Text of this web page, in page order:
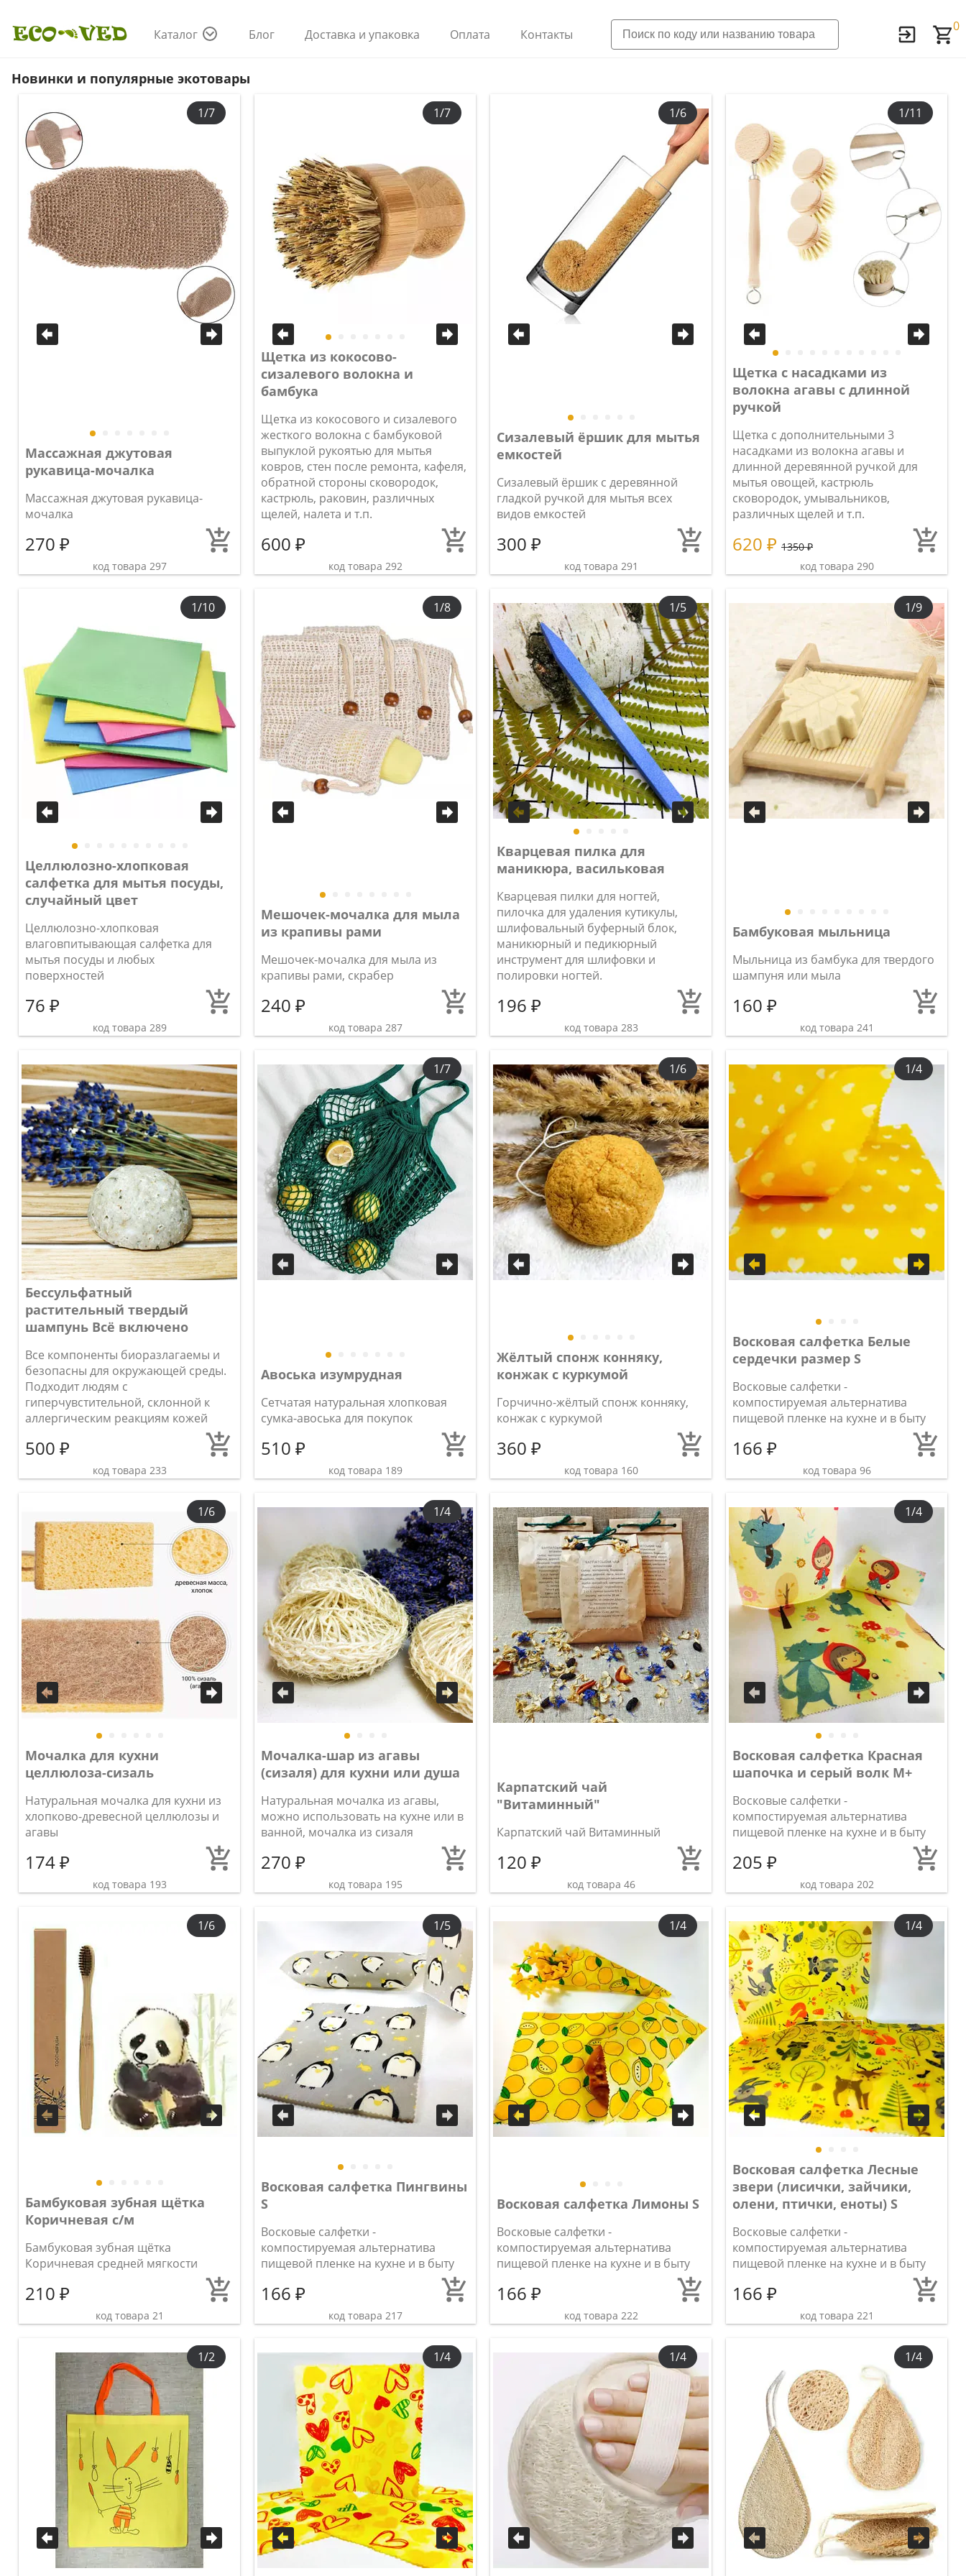
Каталог Блог Доставка и упаковка Оплата Контакты
0
Новинки и популярные экотовары
1/7
Массажная джутовая
рукавица-мочалка
Массажная джутовая рукавица-
мочалка
270 ₽
код товара 297
1/7
Щетка из кокосово-
сизалевого волокна и
бамбука
Щетка из кокосового и сизалевого
жесткого волокна с бамбуковой
выпуклой рукоятью для мытья
ковров, стен после ремонта, кафеля,
обратной стороны сковородок,
кастрюль, раковин, различных
щелей, налета и т.п.
600 ₽
код товара 292
1/6
Сизалевый ёршик для мытья
емкостей
Сизалевый ёршик с деревянной
гладкой ручкой для мытья всех
видов емкостей
300 ₽
код товара 291
1/11
Щетка с насадками из
волокна агавы с длинной
ручкой
Щетка с дополнительными 3
насадками из волокна агавы и
длинной деревянной ручкой для
мытья овощей, кастрюль
сковородок, умывальников,
различных щелей и т.п.
620 ₽ 1350 ₽
код товара 290
1/10
Целлюлозно-хлопковая
салфетка для мытья посуды,
случайный цвет
Целлюлозно-хлопковая
влаговпитывающая салфетка для
мытья посуды и любых
поверхностей
76 ₽
код товара 289
1/8
Мешочек-мочалка для мыла
из крапивы рами
Мешочек-мочалка для мыла из
крапивы рами, скрабер
240 ₽
код товара 287
1/5
Кварцевая пилка для
маникюра, васильковая
Кварцевая пилки для ногтей,
пилочка для удаления кутикулы,
шлифовальный буферный блок,
маникюрный и педикюрный
инструмент для шлифовки и
полировки ногтей.
196 ₽
код товара 283
1/9
Бамбуковая мыльница
Мыльница из бамбука для твердого
шампуня или мыла
160 ₽
код товара 241
Бессульфатный
растительный твердый
шампунь Всё включено
Все компоненты биоразлагаемы и
безопасны для окружающей среды.
Подходит людям с
гиперчувстительной, склонной к
аллергическим реакциям кожей
500 ₽
код товара 233
1/7
Авоська изумрудная
Сетчатая натуральная хлопковая
сумка-авоська для покупок
510 ₽
код товара 189
1/6
Жёлтый спонж конняку,
конжак с куркумой
Горчично-жёлтый спонж конняку,
конжак с куркумой
360 ₽
код товара 160
1/4
Восковая салфетка Белые
сердечки размер S
Восковые салфетки -
компостируемая альтернатива
пищевой пленке на кухне и в быту
166 ₽
код товара 96
1/6
Мочалка для кухни
целлюлоза-сизаль
Натуральная мочалка для кухни из
хлопково-древесной целлюлозы и
агавы
174 ₽
код товара 193
1/4
Мочалка-шар из агавы
(сизаля) для кухни или душа
Натуральная мочалка из агавы,
можно использовать на кухне или в
ванной, мочалка из сизаля
270 ₽
код товара 195
Карпатский чай
"Витаминный"
Карпатский чай Витаминный
120 ₽
код товара 46
1/4
Восковая салфетка Красная
шапочка и серый волк М+
Восковые салфетки -
компостируемая альтернатива
пищевой пленке на кухне и в быту
205 ₽
код товара 202
1/6
Бамбуковая зубная щётка
Коричневая с/м
Бамбуковая зубная щётка
Коричневая средней мягкости
210 ₽
код товара 21
1/5
Восковая салфетка Пингвины
S
Восковые салфетки -
компостируемая альтернатива
пищевой пленке на кухне и в быту
166 ₽
код товара 217
1/4
Восковая салфетка Лимоны S
Восковые салфетки -
компостируемая альтернатива
пищевой пленке на кухне и в быту
166 ₽
код товара 222
1/4
Восковая салфетка Лесные
звери (лисички, зайчики,
олени, птички, еноты) S
Восковые салфетки -
компостируемая альтернатива
пищевой пленке на кухне и в быту
166 ₽
код товара 221
1/2 1/4 1/4 1/4